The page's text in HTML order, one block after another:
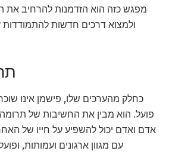
מפגש כזה הוא הזדמנות להרחיב את
ולמצוא דרכים חדשות
כחלק מהערכים שלו, פישמן אינו
פועל. הוא מבין את החשיבות של
אדם ואדם יכול להשפיע על חייו של
עם מגוון ארגונים ועמותות,